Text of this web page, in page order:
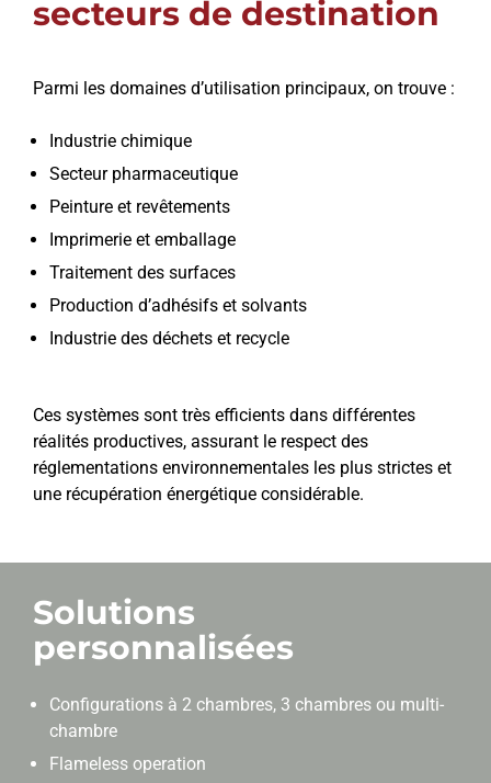
secteurs de destination
Parmi les domaines d’utilisation principaux, on trouve :
Industrie chimique
Secteur pharmaceutique
Peinture et revêtements
Imprimerie et emballage
Traitement des surfaces
Production d’adhésifs et solvants
Industrie des déchets et recycle
Ces systèmes sont très efficients dans différentes
réalités productives, assurant le respect des
réglementations environnementales les plus strictes et
une récupération énergétique considérable.
Solutions
personnalisées
Configurations à 2 chambres, 3 chambres ou multi-
chambre
Flameless operation